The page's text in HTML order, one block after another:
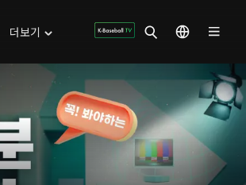
더보기